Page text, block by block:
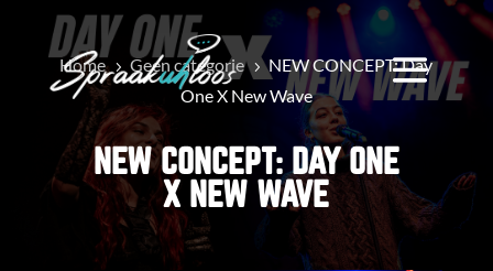
Home 5 Geen categorie5 NEW CONCEPT: Day
One X New Wave
NEW CONCEPT: DAY ONE
X NEW WAVE